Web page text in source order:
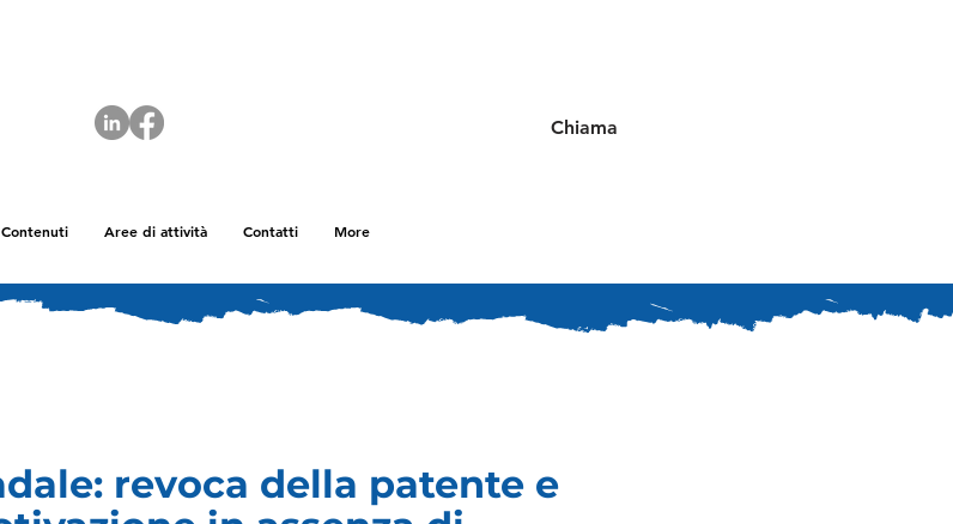
Chiama
Contenuti Aree di attività Contatti More
revoca della patente e